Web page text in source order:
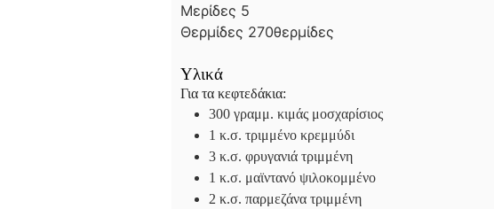
ά
τ
π
Μερίδες 5
Θερμίδες 270θερμίδες
Υλικά
Για τα κεφτεδάκια:
300 γραμμ. κιμάς μοσχαρίσιος
1 κ.σ. τριμμένο κρεμμύδι
3 κ.σ. φρυγανιά τριμμένη
1 κ.σ. μαϊντανό ψιλοκομμένο
2 κ.σ. παρμεζάνα τριμμένη